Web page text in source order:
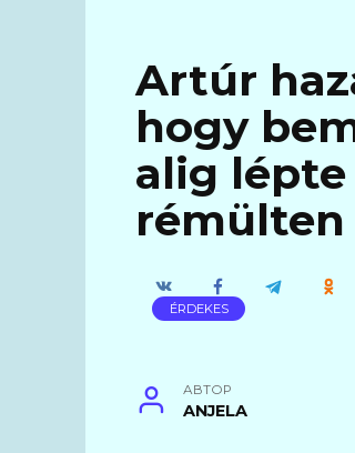
Artúr
hogy
alig
ÉRDEKES
АВТОР
ANJELA